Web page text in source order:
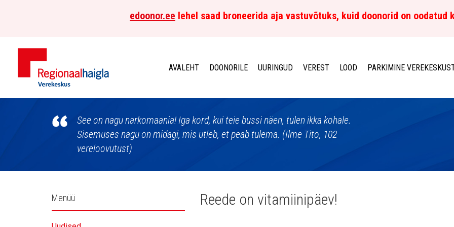
edoonor.ee lehel saad broneerida aja vastuvõtuks, kuid doonorid on oodatud
Põhja-
Regionaalhaigla
Verekeskus
AVALEHT DOONORILE UURINGUD VEREST LOOD PARKIMINE
See on nagu narkomaania! Iga kord, kui teie bussi näen, tulen ikka kohale.
Sisemuses nagu on midagi, mis ütleb, et peab tulema. (Ilme Tito, 102
vereloovutust)
Külgpaani
navigatsioon
Menüü Reede on vitamiinipäev!